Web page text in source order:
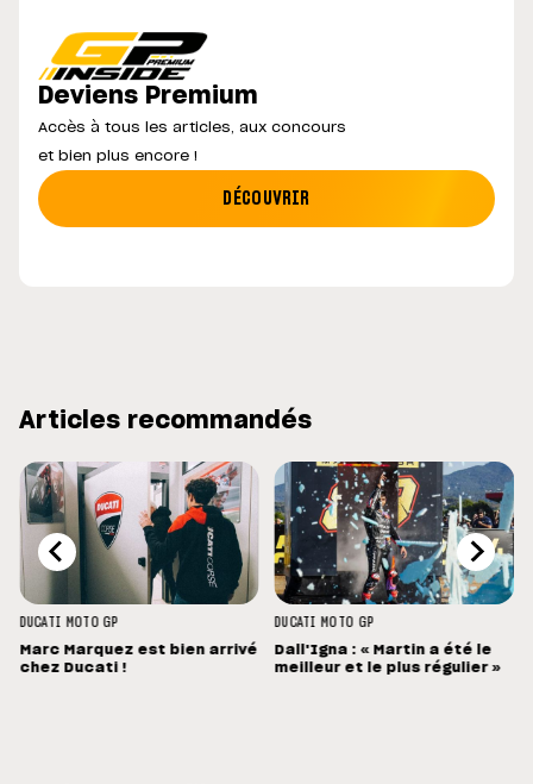
Deviens Premium
Accès à tous les articles, aux concours
et bien plus encore !
DÉCOUVRIR
Articles recommandés
DUCATI
MOTO GP
Marc Marquez est bien arrivé
chez Ducati !
DUCATI
MOTO GP
Dall'Igna : « Martin a été le
meilleur et le plus régulier »